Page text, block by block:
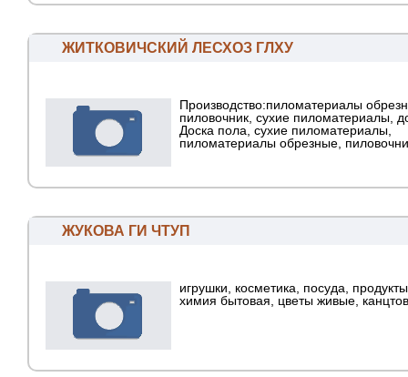
ЖИТКОВИЧСКИЙ ЛЕСХОЗ ГЛХУ
Производство:пиломатериалы
пиловочник, сухие пиломатериалы,
Доска пола, сухие пиломатериалы,
пиломатериалы обрезные,
ЖУКОВА ГИ ЧТУП
игрушки, косметика, посуда,
химия бытовая, цветы живые,